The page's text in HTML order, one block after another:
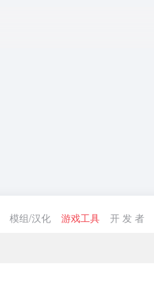
模组/汉化 游戏工具 开 发 者